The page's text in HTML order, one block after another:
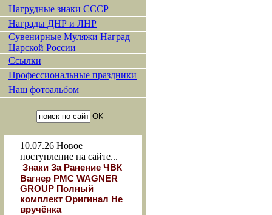
Нагрудные знаки СССР
Награды ДНР и ЛНР
Сувенирные Муляжи Наград
Царской России
Ссылки
Профессиональные праздники
Наш фотоальбом
10.07.26 Новое
поступление на сайте...
Знаки За Ранение ЧВК
Вагнер РМС WAGNER
GROUP Полный
комплект Оригинал Не
вручёнка